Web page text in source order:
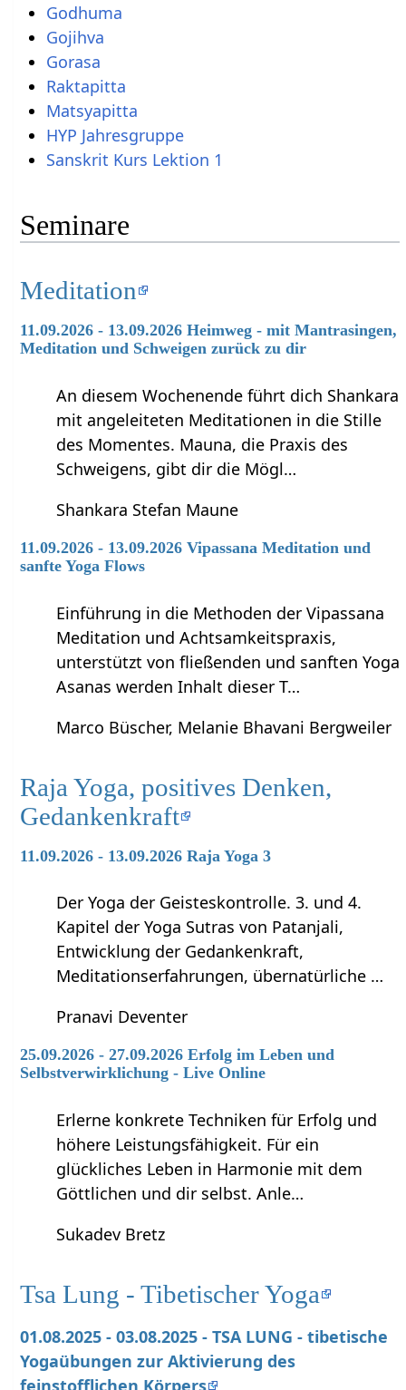
Godhuma
Gojihva
Gorasa
Raktapitta
Matsyapitta
HYP Jahresgruppe
Sanskrit Kurs Lektion 1
Seminare
Meditation
11.09.2026 - 13.09.2026 Heimweg - mit Mantrasingen,
Meditation und Schweigen zurück zu dir
An diesem Wochenende führt dich Shankara
mit angeleiteten Meditationen in die Stille
des Momentes. Mauna, die Praxis des
Schweigens, gibt dir die Mögl…
Shankara Stefan Maune
11.09.2026 - 13.09.2026 Vipassana Meditation und
sanfte Yoga Flows
Einführung in die Methoden der Vipassana
Meditation und Achtsamkeitspraxis,
unterstützt von fließenden und sanften Yoga
Asanas werden Inhalt dieser T…
Marco Büscher, Melanie Bhavani Bergweiler
Raja Yoga, positives Denken,
Gedankenkraft
11.09.2026 - 13.09.2026 Raja Yoga 3
Der Yoga der Geisteskontrolle. 3. und 4.
Kapitel der Yoga Sutras von Patanjali,
Entwicklung der Gedankenkraft,
Meditationserfahrungen, übernatürliche …
Pranavi Deventer
25.09.2026 - 27.09.2026 Erfolg im Leben und
Selbstverwirklichung - Live Online
Erlerne konkrete Techniken für Erfolg und
höhere Leistungsfähigkeit. Für ein
glückliches Leben in Harmonie mit dem
Göttlichen und dir selbst. Anle…
Sukadev Bretz
Tsa Lung - Tibetischer Yoga
01.08.2025 - 03.08.2025 - TSA LUNG - tibetische
Yogaübungen zur Aktivierung des